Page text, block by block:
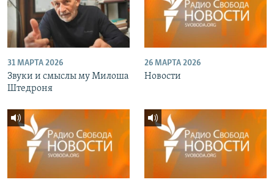
31 МАРТА 2026
Звуки и смыслы му Милоша
Штедроня
26 МАРТА 2026
Новости